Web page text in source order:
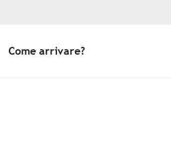
Come arrivare?